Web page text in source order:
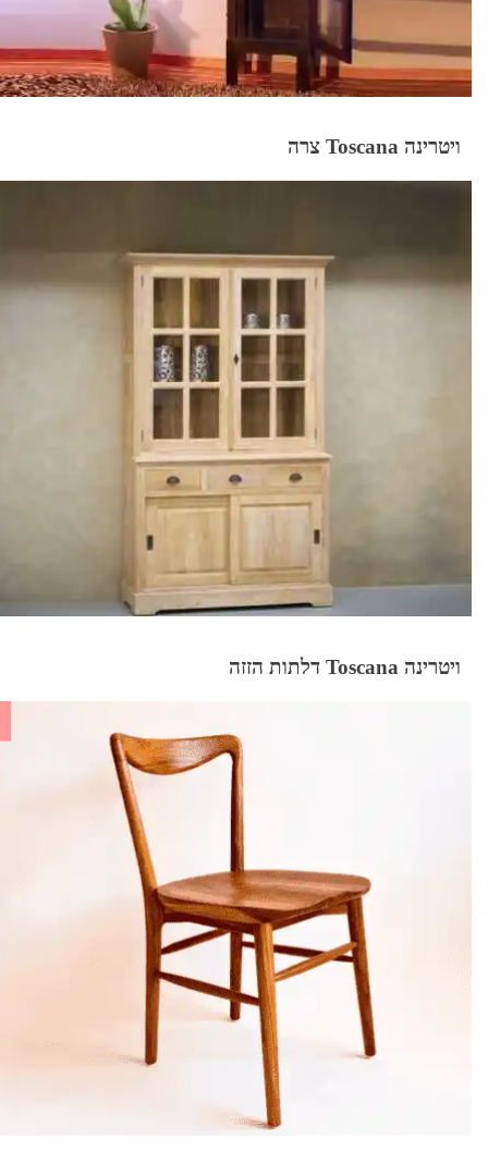
ויטרינה Toscana צרה
ויטרינה Toscana דלתות הזזה